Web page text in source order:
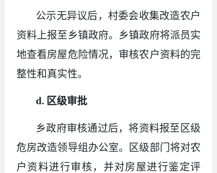
公示无异议后，村委会收集改造农户
资料上报至乡镇政府。乡镇政府将派员实
地查看房屋危险情况，审核农户资料的完
整性和真实性。
d. 区级审批
乡政府审核通过后，将资料报至 区级
危房改造领导组办公室。
区级部门将对农
户资料进行审核，并对房屋进行鉴定评